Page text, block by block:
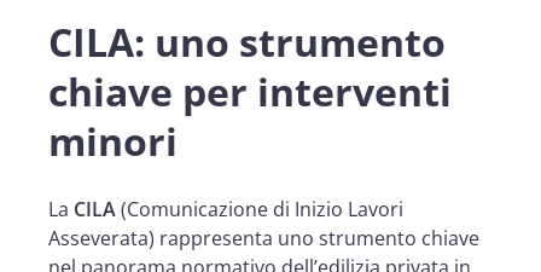
CILA: uno strumento
chiave per interventi
minori
La CILA(Comunicazione di Inizio Lavori
Asseverata) rappresenta uno strumento chiave
nel panorama normativo dell’edilizia privata in